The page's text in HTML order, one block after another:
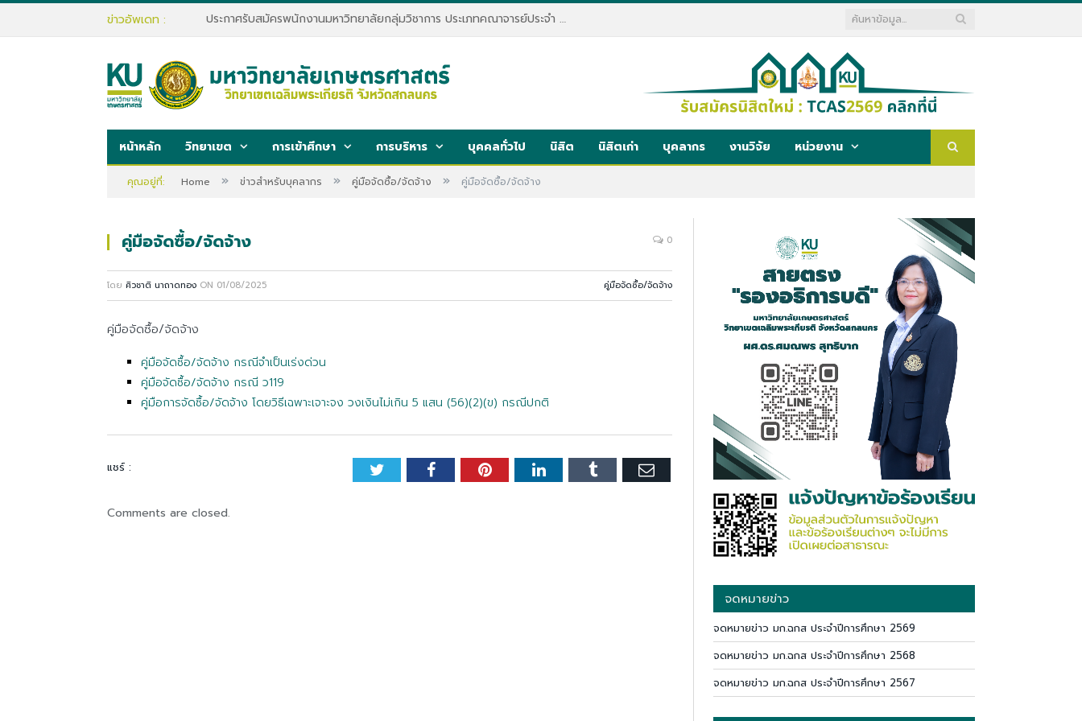
ข่าวอัพเดท : ประกาศรับสมัครพนักงานมหาวิทยาลัยกลุ่มวิชาการ ประเภทคณาจารย์ประจำ คณะทรัพยากรธรรมชาติและอุตสาหกรรมเกษตร สังกัดภาควิชาเกษตรและทรัพยากร
หน้าหลัก วิทยาเขต การเข้าศึกษา การบริหาร บุคคลทั่วไป นิสิต นิสิตเก่า บุคลากร งานวิจัย หน่วยงาน
คุณอยู่ที่: Home » ข่าวสำหรับบุคลากร » คู่มือจัดซื้อ/จัดจ้าง » คู่มือจัดซื้อ/จัดจ้าง
คู่มือจัดซื้อ/จัดจ้าง 0
โดย ศิวชาติ นาถาดทอง ON 01/08/2025 คู่มือจัดซื้อ/จัดจ้าง
คู่มือจัดซื้อ/จัดจ้าง
คู่มือจัดซื้อ/จัดจ้าง กรณีจำเป็นเร่งด่วน
คู่มือจัดซื้อ/จัดจ้าง กรณี ว119
คู่มือการจัดซื้อ/จัดจ้าง โดยวิธีเฉพาะเจาะจง วงเงินไม่เกิน 5 แสน (56)(2)(ข) กรณีปกติ
แชร์ : Twitter FacebookPinterestLinkedInTumblr Email
Comments are closed.
จดหมายข่าว
จดหมายข่าว มก.ฉกส ประจำปีการศึกษา 2569
จดหมายข่าว มก.ฉกส ประจำปีการศึกษา 2568
จดหมายข่าว มก.ฉกส ประจำปีการศึกษา 2567